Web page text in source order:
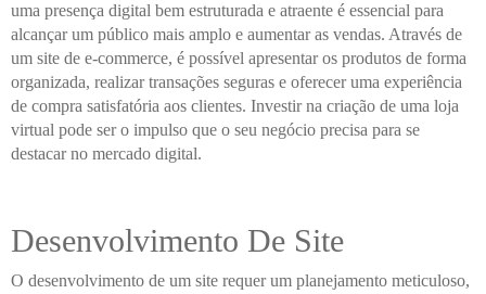
uma presença digital bem estruturada e atraente é essencial para
alcançar um público mais amplo e aumentar as vendas. Através de
um site de e-commerce, é possível apresentar os produtos de forma
organizada, realizar transações seguras e oferecer uma experiência
de compra satisfatória aos clientes. Investir na criação de uma loja
virtual pode ser o impulso que o seu negócio precisa para se
destacar no mercado digital.
Desenvolvimento De Site
O desenvolvimento de um site requer um planejamento meticuloso,